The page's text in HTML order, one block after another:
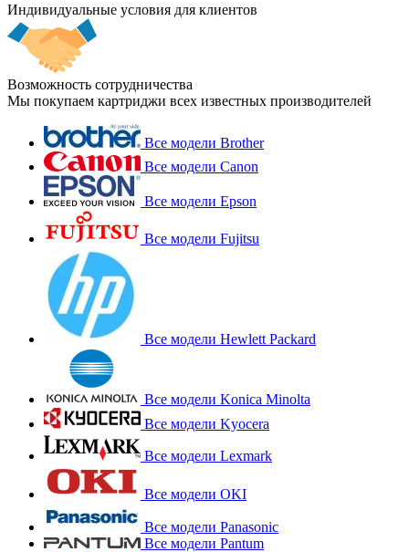
Индивидуальные условия для клиентов
Возможность сотрудничества
Мы покупаем картриджи всех известных производителей
Все модели Brother
Все модели Canon
Все модели Epson
Все модели Fujitsu
Все модели Hewlett Packard
Все модели Konica Minolta
Все модели Kyocera
Все модели Lexmark
Все модели OKI
Все модели Panasonic
Все модели Pantum